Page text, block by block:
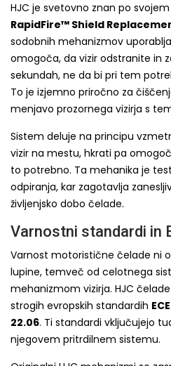
HJC je svetovno znan po
RapidFire™ Shield
sodobnih mehanizmov
omogoča, da vizir odstranite in
sekundah, ne da bi pri tem
To je izjemno priročno za
menjavo prozornega vizirja s
Sistem deluje na principu
vizir na mestu, hkrati pa
to potrebno. Ta mehanika je
odpiranja, kar zagotavlja
življenjsko dobo čelade.
Varnostni standardi in
Varnost motoristične čelade ni
lupine, temveč od celotnega
mehanizmom vizirja. HJC
strogih evropskih standardih
22.06. Ti standardi vključujejo
njegovem pritrdilnem sistemu.